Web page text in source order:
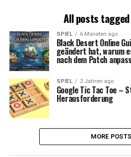
All posts
SPIEL 6 Monaten ago
Black Desert Online
geändert hat, warum
nach dem Patch
SPIEL 2 Jahren ago
Google Tic Tac Toe –
Herausforderung
MORE POSTS